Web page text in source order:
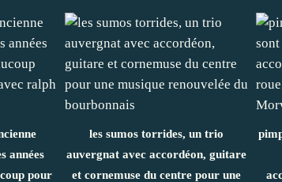
années
pour
les sumos torrides, un trio
auvergnat avec accordéon, guitare
et cornemuse du centre pour une